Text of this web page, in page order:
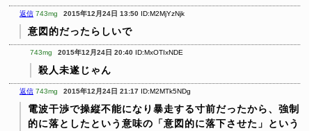
返信 743mg 2015年12月24日 13:50 ID:M2MjYzNjk
意図的だったらしいで
743mg 2015年12月24日 20:40 ID:MxOTIxNDE
殺人未遂じゃん
返信 743mg 2015年12月24日 21:17 ID:M2MTk5NDg
電波干渉で操縦不能になり暴走する寸前だったから、強制
的に落としたという意味の「意図的に落下させた」という